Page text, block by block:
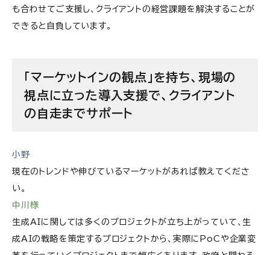
も合わせてご支援し、クライアントの経営課題を解決することが
できると自負しています。
「マーケットインの観点」を持ち、現場の
視点に立った導入支援で、クライアント
の自走までサポート
小野
現在のトレンドや伸びているマーケットがあれば教えてくださ
い。
中川様
生成AIに関しては多くのプロジェクトが立ち上がっていて、生
成AIの戦略を策定するプロジェクトから、実際にPoCや企業変